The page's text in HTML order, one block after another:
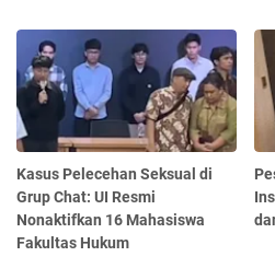
Kasus Pelecehan Seksual di
Grup Chat: UI Resmi
Nonaktifkan 16 Mahasiswa
Fakultas Hukum